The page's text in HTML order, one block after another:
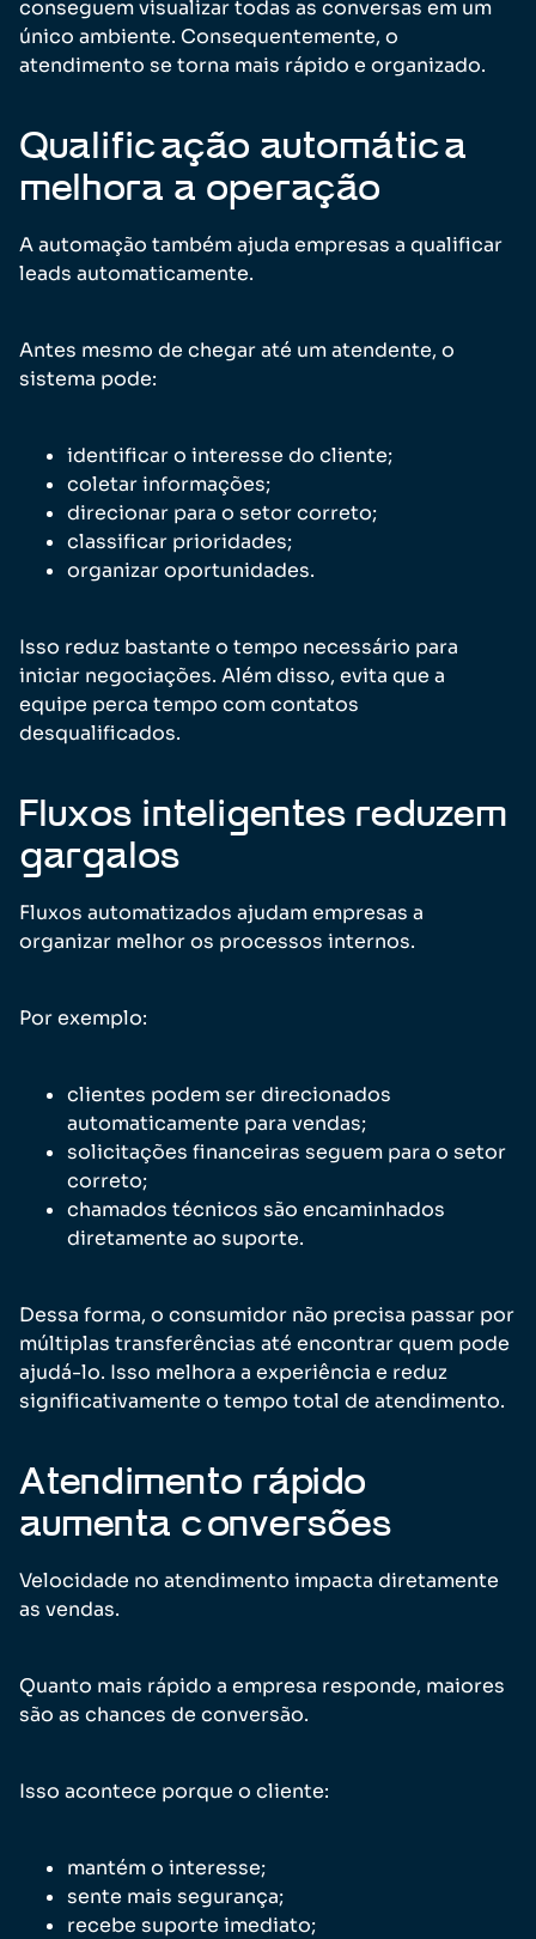
conseguem visualizar todas as conversas em um
único ambiente. Consequentemente, o
atendimento se torna mais rápido e organizado.
Qualificação automática
melhora a operação
A automação também ajuda empresas a qualificar
leads automaticamente.
Antes mesmo de chegar até um atendente, o
sistema pode:
identificar o interesse do cliente;
coletar informações;
direcionar para o setor correto;
classificar prioridades;
organizar oportunidades.
Isso reduz bastante o tempo necessário para
iniciar negociações. Além disso, evita que a
equipe perca tempo com contatos
desqualificados.
Fluxos inteligentes reduzem
gargalos
Fluxos automatizados ajudam empresas a
organizar melhor os processos internos.
Por exemplo:
clientes podem ser direcionados
automaticamente para vendas;
solicitações financeiras seguem para o setor
correto;
chamados técnicos são encaminhados
diretamente ao suporte.
Dessa forma, o consumidor não precisa passar por
múltiplas transferências até encontrar quem pode
ajudá-lo. Isso melhora a experiência e reduz
significativamente o tempo total de atendimento.
Atendimento rápido
aumenta conversões
Velocidade no atendimento impacta diretamente
as vendas.
Quanto mais rápido a empresa responde, maiores
são as chances de conversão.
Isso acontece porque o cliente:
mantém o interesse;
sente mais segurança;
recebe suporte imediato;